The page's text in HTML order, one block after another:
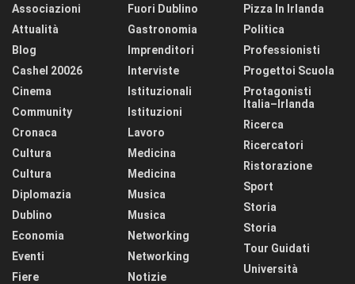
Associazioni
Attualità
Blog
Cashel 20026
Cinema
Community
Cronaca
Cultura
Cultura
Diplomazia
Dublino
Economia
Eventi
Fiere
Fuori Dublino
Gastronomia
Imprenditori
Interviste
Istituzionali
Istituzioni
Lavoro
Medicina
Medicina
Musica
Musica
Networking
Networking
Notizie
Pizza In Irlanda
Politica
Professionisti
Progettoi Scuola
Protagonisti
Italia–Irlanda
Ricerca
Ricercatori
Ristorazione
Sport
Storia
Storia
Tour Guidati
Università